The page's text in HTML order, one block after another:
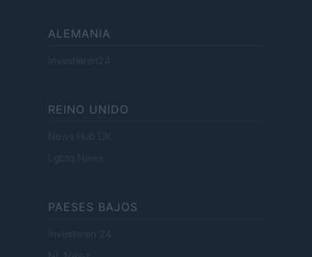
ALEMANIA
Investieren24
REINO UNIDO
News Hub UK
Lgbtq News
PAESES BAJOS
Investeren 24